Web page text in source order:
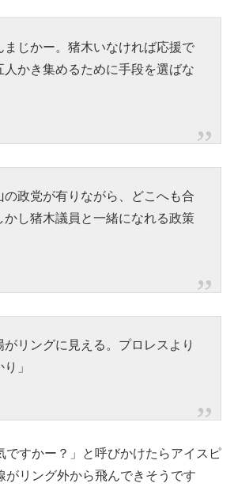
まじかー。猪木いなければ応援で
人かき集めるために手段を選ばな
の政党が有りながら、どこへも合
かし猪木議員と一緒になれる政策
がリングに見える。プロレスより
」
すかー？」と呼びかけたらアイスピ
がリング外から飛んできそうです